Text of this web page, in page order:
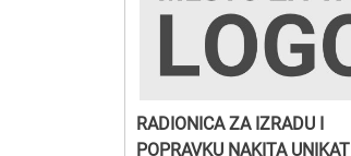
RADIONICA ZA IZRADU I
POPRAVKU NAKITA UNIKAT